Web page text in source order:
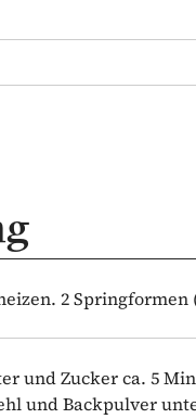
2
und Zucker ca. 5
und Backpulver